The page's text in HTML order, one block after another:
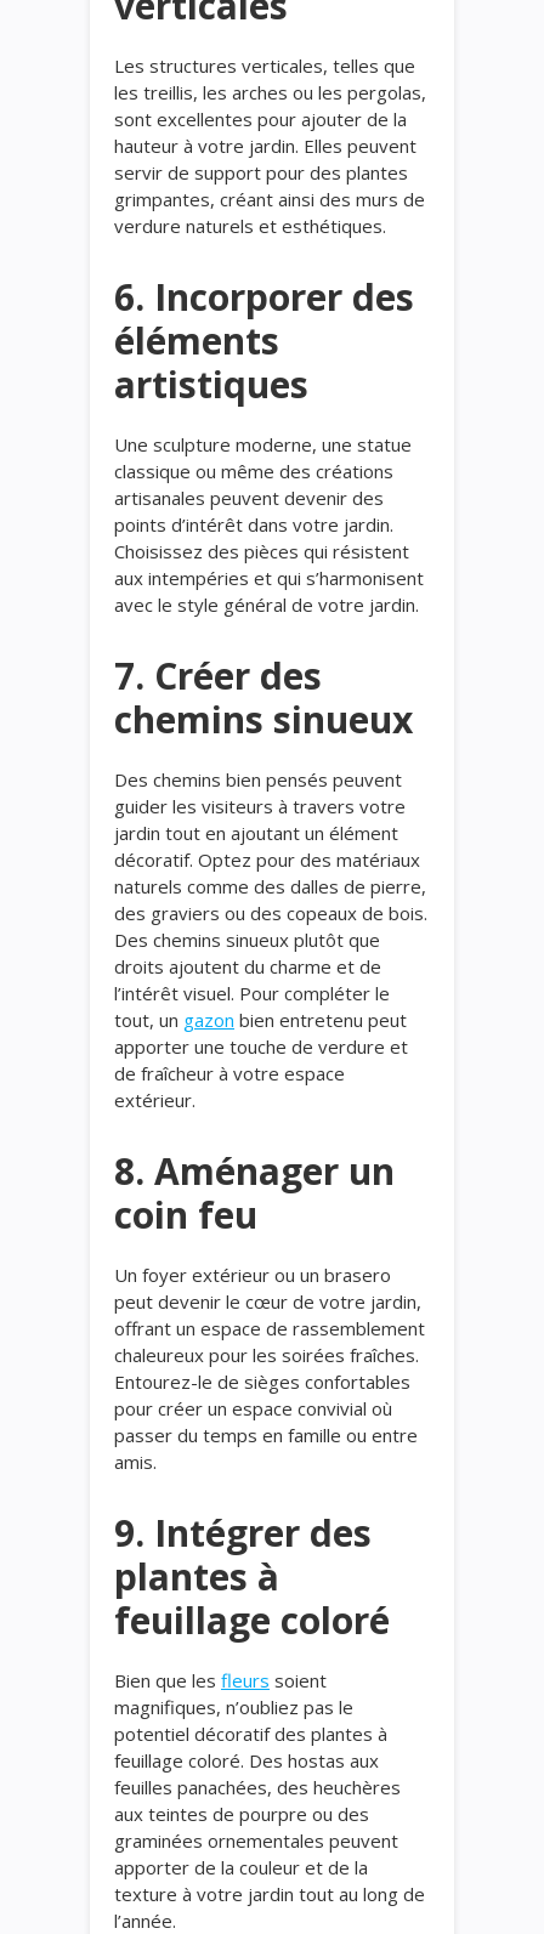
Les structures verticales, telles que
les treillis, les arches ou les pergolas,
sont excellentes pour ajouter de la
hauteur à votre jardin. Elles peuvent
servir de support pour des plantes
grimpantes, créant ainsi des murs de
verdure naturels et esthétiques.
6. Incorporer des
éléments
artistiques
Une sculpture moderne, une statue
classique ou même des créations
artisanales peuvent devenir des
points d’intérêt dans votre jardin.
Choisissez des pièces qui résistent
aux intempéries et qui s’harmonisent
avec le style général de votre jardin.
7. Créer des
chemins sinueux
Des chemins bien pensés peuvent
guider les visiteurs à travers votre
jardin tout en ajoutant un élément
décoratif. Optez pour des matériaux
naturels comme des dalles de pierre,
des graviers ou des copeaux de bois.
Des chemins sinueux plutôt que
droits ajoutent du charme et de
l’intérêt visuel. Pour compléter le
tout, un gazon bien entretenu peut
apporter une touche de verdure et
de fraîcheur à votre espace
extérieur.
8. Aménager un
coin feu
Un foyer extérieur ou un brasero
peut devenir le cœur de votre jardin,
offrant un espace de rassemblement
chaleureux pour les soirées fraîches.
Entourez-le de sièges confortables
pour créer un espace convivial où
passer du temps en famille ou entre
amis.
9. Intégrer des
plantes à
feuillage coloré
Bien que les fleurs soient
magnifiques, n’oubliez pas le
potentiel décoratif des plantes à
feuillage coloré. Des hostas aux
feuilles panachées, des heuchères
aux teintes de pourpre ou des
graminées ornementales peuvent
apporter de la couleur et de la
texture à votre jardin tout au long de
l’année.